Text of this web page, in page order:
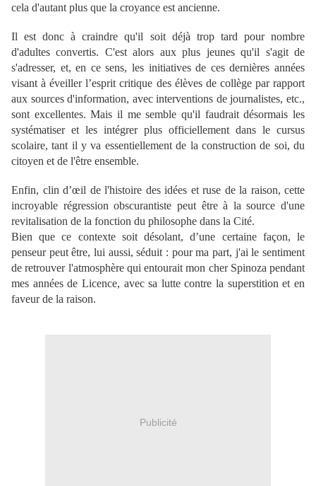
cela d'autant plus que la croyance est ancienne.
Il est donc à craindre qu'il soit déjà trop tard pour nombre
d'adultes convertis. C'est alors aux plus jeunes qu'il s'agit de
s'adresser, et, en ce sens, les initiatives de ces dernières années
visant à éveiller l’esprit critique des élèves de collège par rapport
aux sources d'information, avec interventions de journalistes, etc.,
sont excellentes. Mais il me semble qu'il faudrait désormais les
systématiser et les intégrer plus officiellement dans le cursus
scolaire, tant il y va essentiellement de la construction de soi, du
citoyen et de l'être ensemble.
Enfin, clin d’œil de l'histoire des idées et ruse de la raison, cette
incroyable régression obscurantiste peut être à la source d'une
revitalisation de la fonction du philosophe dans la Cité.
Bien que ce contexte soit désolant, d’une certaine façon, le
penseur peut être, lui aussi, séduit : pour ma part, j'ai le sentiment
de retrouver l'atmosphère qui entourait mon cher Spinoza pendant
mes années de Licence, avec sa lutte contre la superstition et en
faveur de la raison.
Publicité